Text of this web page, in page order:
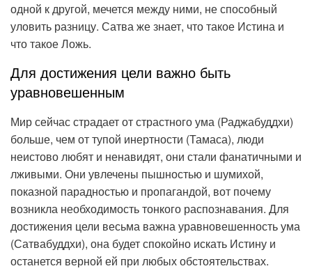
одной к другой, мечется между ними, не способный
уловить разницу. Сатва же знает, что такое Истина и
что такое Ложь.
Для достижения цели важно быть
уравновешенным
Мир сейчас страдает от страстного ума (Раджабуддхи)
больше, чем от тупой инертности (Тамаса), люди
неистово любят и ненавидят, они стали фанатичными и
лживыми. Они увлечены пышностью и шумихой,
показной парадностью и пропагандой, вот почему
возникла необходимость тонкого распознавания. Для
достижения цели весьма важна уравновешенность ума
(Сатвабуддхи), она будет спокойно искать Истину и
останется верной ей при любых обстоятельствах.